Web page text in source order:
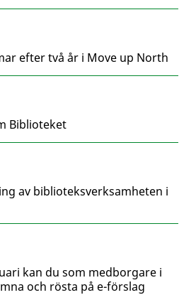
efter två år i Move up North
Biblioteket
av biblioteksverksamheten i
kan du som medborgare i
och rösta på e-förslag